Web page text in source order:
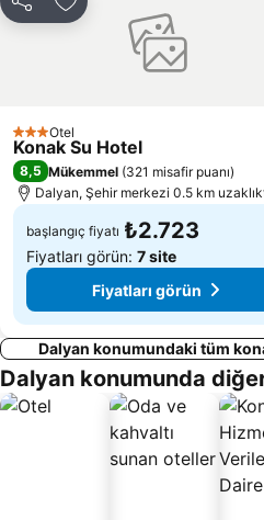
Marmaris Otobüs Terminali
Netsel Marina Marmaris
Tlos
Skopea Marina
Paylaş Favorilerime ekle
3 Yıldız
Otel
Konak Su Hotel
8,5 Mükemmel (321 misafir puanı)
Dalyan, Şehir merkezi 0.5 km
başlangıç fiyatı ₺2.723
Fiyatları görün: 7 site
Fiyatları görün
Dalyan konumundaki tüm
Dalyan konumunda